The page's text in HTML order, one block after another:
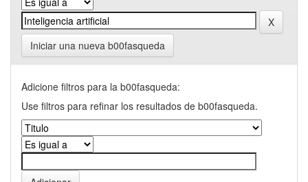
Iniciar una nueva b00fasqueda
Adicione filtros para la b00fasqueda:
Use filtros para refinar los resultados de b00fasqueda.